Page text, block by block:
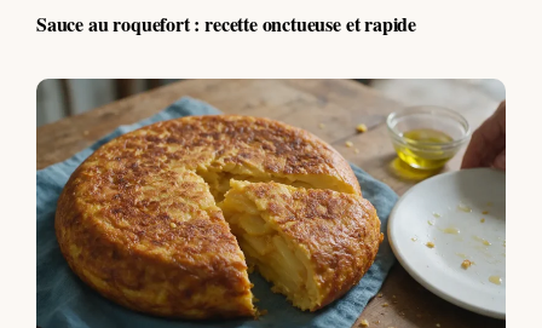
Sauce au roquefort : recette onctueuse et rapide